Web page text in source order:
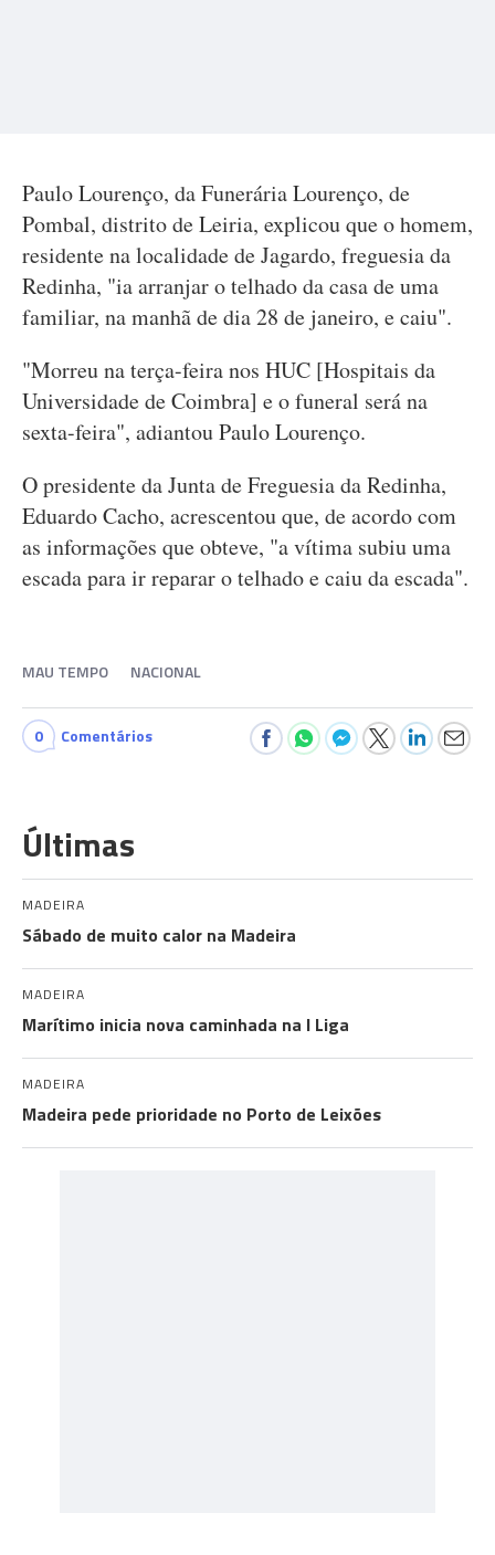
Paulo Lourenço, da Funerária Lourenço, de
Pombal, distrito de Leiria, explicou que o homem,
residente na localidade de Jagardo, freguesia da
Redinha, "ia arranjar o telhado da casa de uma
familiar, na manhã de dia 28 de janeiro, e caiu".
"Morreu na terça-feira nos HUC [Hospitais da
Universidade de Coimbra] e o funeral será na
sexta-feira", adiantou Paulo Lourenço.
O presidente da Junta de Freguesia da Redinha,
Eduardo Cacho, acrescentou que, de acordo com
as informações que obteve, "a vítima subiu uma
escada para ir reparar o telhado e caiu da escada".
MAU TEMPO NACIONAL
0 Comentários
Últimas
MADEIRA
Sábado de muito calor na Madeira
MADEIRA
Marítimo inicia nova caminhada na I Liga
MADEIRA
Madeira pede prioridade no Porto de Leixões